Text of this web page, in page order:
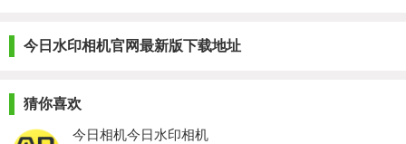
今日水印相机官网最新版下载地址
猜你喜欢
今日相机今日水印相机